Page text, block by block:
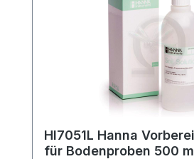
HI7051L Hanna
für Bodenproben 500